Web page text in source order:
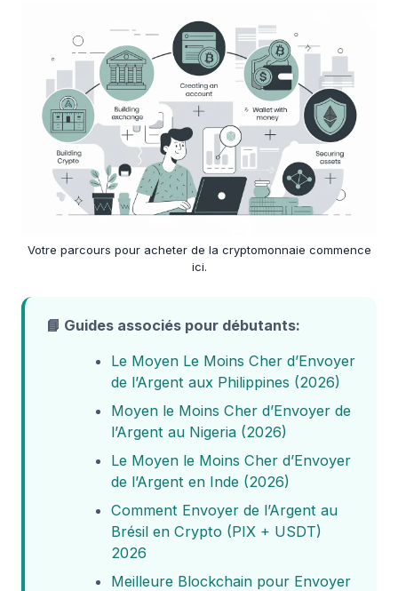
Votre parcours pour acheter de la cryptomonnaie commence
ici.
📘 Guides associés pour débutants:
Le Moyen Le Moins Cher d’Envoyer
de l’Argent aux Philippines (2026)
Moyen le Moins Cher d’Envoyer de
l’Argent au Nigeria (2026)
Le Moyen le Moins Cher d’Envoyer
de l’Argent en Inde (2026)
Comment Envoyer de l’Argent au
Brésil en Crypto (PIX + USDT)
2026
Meilleure Blockchain pour Envoyer